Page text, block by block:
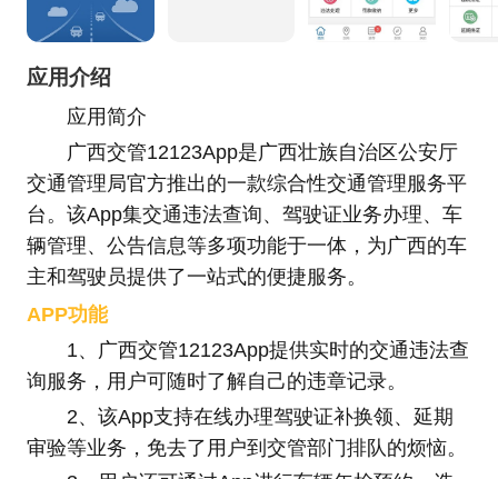
应用介绍
应用简介
广西交管12123App是广西壮族自治区公安厅
交通管理局官方推出的一款综合性交通管理服务平
台。该App集交通违法查询、驾驶证业务办理、车
辆管理、公告信息等多项功能于一体，为广西的车
主和驾驶员提供了一站式的便捷服务。
APP功能
1、广西交管12123App提供实时的交通违法查
询服务，用户可随时了解自己的违章记录。
2、该App支持在线办理驾驶证补换领、延期
审验等业务，免去了用户到交管部门排队的烦恼。